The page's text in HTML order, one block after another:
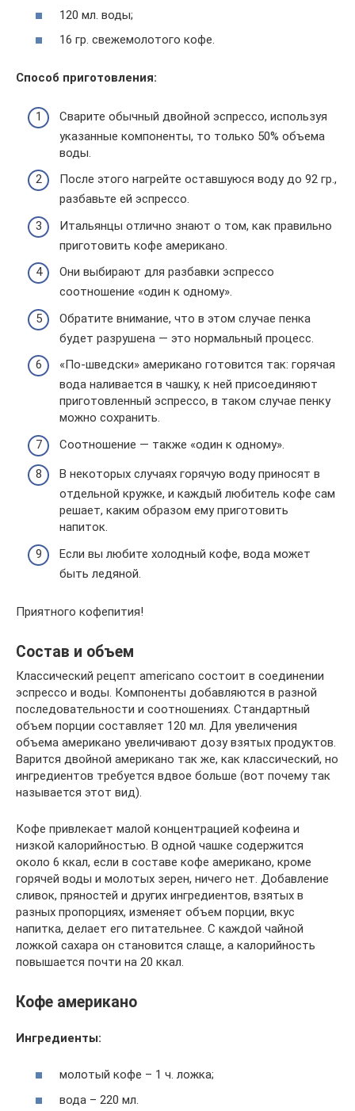
120 мл. воды;
16 гр. свежемолотого кофе.
Способ приготовления:
Сварите обычный двойной эспрессо, используя
указанные компоненты, то только 50% объема
воды.
После этого нагрейте оставшуюся воду до 92 гр.,
разбавьте ей эспрессо.
Итальянцы отлично знают о том, как правильно
приготовить кофе американо.
Они выбирают для разбавки эспрессо
соотношение «один к одному».
Обратите внимание, что в этом случае пенка
будет разрушена — это нормальный процесс.
«По-шведски» американо готовится так: горячая
вода наливается в чашку, к ней присоединяют
приготовленный эспрессо, в таком случае пенку
можно сохранить.
Соотношение — также «один к одному».
В некоторых случаях горячую воду приносят в
отдельной кружке, и каждый любитель кофе сам
решает, каким образом ему приготовить
напиток.
Если вы любите холодный кофе, вода может
быть ледяной.
Приятного кофепития!
Состав и объем
Классический рецепт americano состоит в соединении
эспрессо и воды. Компоненты добавляются в разной
последовательности и соотношениях. Стандартный
объем порции составляет 120 мл. Для увеличения
объема американо увеличивают дозу взятых продуктов.
Варится двойной американо так же, как классический, но
ингредиентов требуется вдвое больше (вот почему так
называется этот вид).
Кофе привлекает малой концентрацией кофеина и
низкой калорийностью. В одной чашке содержится
около 6 ккал, если в составе кофе американо, кроме
горячей воды и молотых зерен, ничего нет. Добавление
сливок, пряностей и других ингредиентов, взятых в
разных пропорциях, изменяет объем порции, вкус
напитка, делает его питательнее. С каждой чайной
ложкой сахара он становится слаще, а калорийность
повышается почти на 20 ккал.
Кофе американо
Ингредиенты:
молотый кофе – 1 ч. ложка;
вода – 220 мл.